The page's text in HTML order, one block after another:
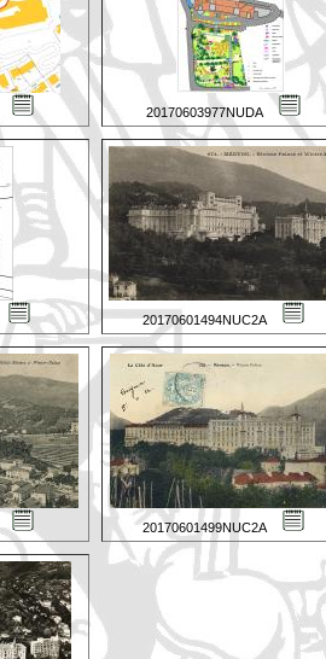
20170603977NUDA
20170601494NUC2A
20170601499NUC2A